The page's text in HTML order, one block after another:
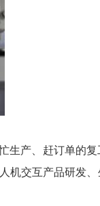
产、赶订单的复
机交互产品研发